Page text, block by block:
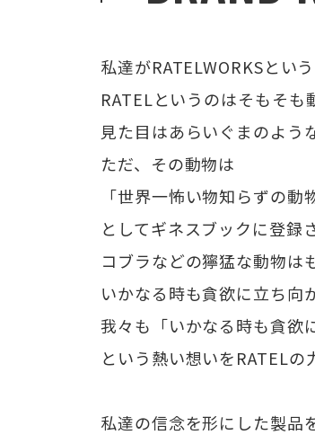
私達がRATELWORKSとい
RATELというのはそもそも
見た目はあらいぐまのよう
ただ、その動物は
「世界一怖い物知らずの
としてギネスブックに登録
コブラなどの獰猛な動物は
いかなる時も貪欲に立ち向
我々も「いかなる時も貪欲
という熱い想いをRATELの
私達の信念を形にした製品